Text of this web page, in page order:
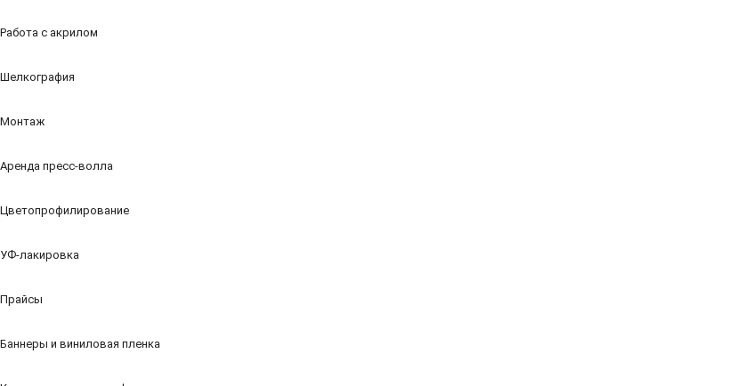
Работа с акрилом
Шелкография
Монтаж
Аренда пресс-волла
Цветопрофилирование
УФ-лакировка
Прайсы
Баннеры и виниловая пленка